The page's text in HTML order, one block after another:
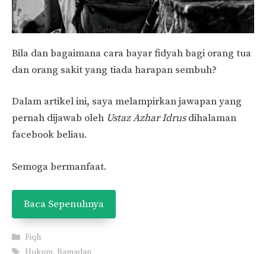
Bila dan bagaimana cara bayar fidyah bagi orang tua
dan orang sakit yang tiada harapan sembuh?
Dalam artikel ini, saya melampirkan jawapan yang
pernah dijawab oleh Ustaz Azhar Idrusdihalaman
facebook beliau.
Semoga bermanfaat.
Baca Sepenuhnya
Categories
Fiqh
Tags